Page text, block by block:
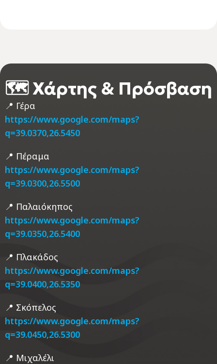
🗺️ Χάρτης & Πρόσβαση
📍 Γέρα
https://www.google.com/maps?
q=39.0370,26.5450
📍 Πέραμα
https://www.google.com/maps?
q=39.0300,26.5500
📍 Παλαιόκηπος
https://www.google.com/maps?
q=39.0350,26.5400
📍 Πλακάδος
https://www.google.com/maps?
q=39.0400,26.5350
📍 Σκόπελος
https://www.google.com/maps?
q=39.0450,26.5300
📍 Μιχαλέλι